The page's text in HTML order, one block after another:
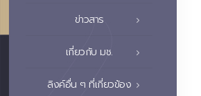
ข่าวสาร
เกี่ยวกับ มช.
ลิงค์อื่น ๆ ที่เกี่ยวข้อง